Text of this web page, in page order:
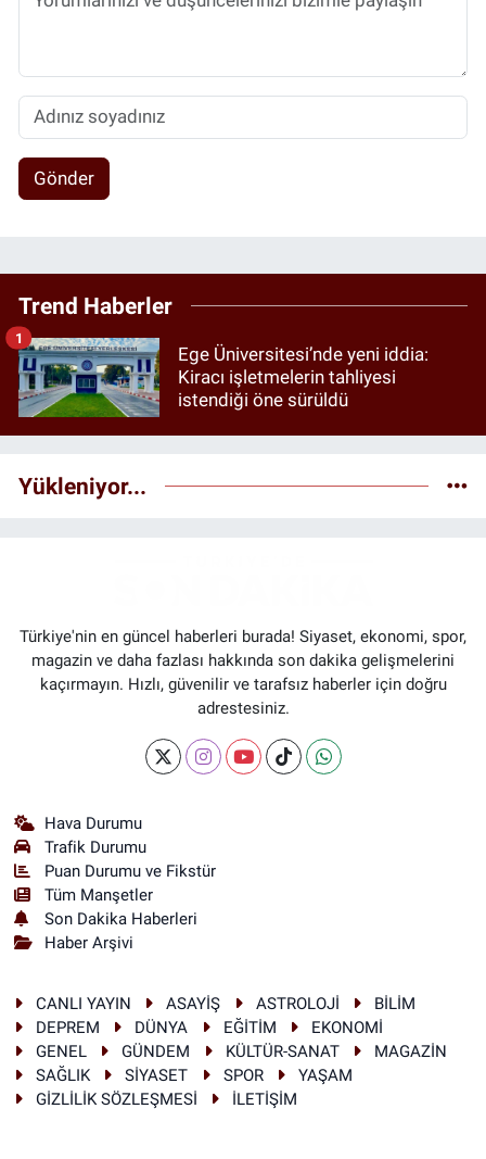
Gönder
Trend Haberler
Ege Üniversitesi’nde yeni iddia:
Kiracı işletmelerin tahliyesi
istendiği öne sürüldü
1
Yükleniyor...
Türkiye'nin en güncel haberleri burada! Siyaset, ekonomi, spor,
magazin ve daha fazlası hakkında son dakika gelişmelerini
kaçırmayın. Hızlı, güvenilir ve tarafsız haberler için doğru
adrestesiniz.
Hava Durumu
Trafik Durumu
Puan Durumu ve Fikstür
Tüm Manşetler
Son Dakika Haberleri
Haber Arşivi
CANLI YAYIN ASAYİŞ ASTROLOJİ
BİLİM
DEPREM
DÜNYA EĞİTİM
EKONOMİ
GENEL
GÜNDEM KÜLTÜR-SANAT
MAGAZİN
SAĞLIK
SİYASET SPOR
YAŞAM
GİZLİLİK SÖZLEŞMESİ
İLETİŞİM